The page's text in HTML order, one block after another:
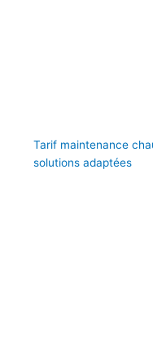
Tarif maintenance
solutions adaptées